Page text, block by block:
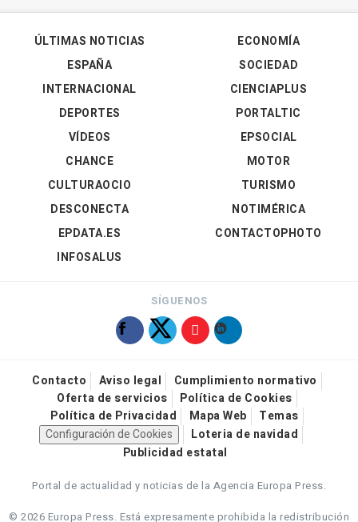
ÚLTIMAS NOTICIAS
ESPAÑA
INTERNACIONAL
DEPORTES
VÍDEOS
ECONOMÍA
SOCIEDAD
CIENCIAPLUS
PORTALTIC
EPSOCIAL
CHANCE
CULTURAOCIO
DESCONECTA
EPDATA.ES
INFOSALUS
MOTOR
TURISMO
NOTIMÉRICA
CONTACTOPHOTO
SÍGUENOS
Contacto Aviso legal
Cumplimiento normativo
Oferta de servicios
Política de Cookies
Política de Privacidad
Mapa Web
Temas
Configuración de Cookies
Loteria de navidad
Publicidad estatal
Portal de actualidad y noticias de la Agencia Europa Press.
© 2026 Europa Press. Está expresamente prohibida la redistribución